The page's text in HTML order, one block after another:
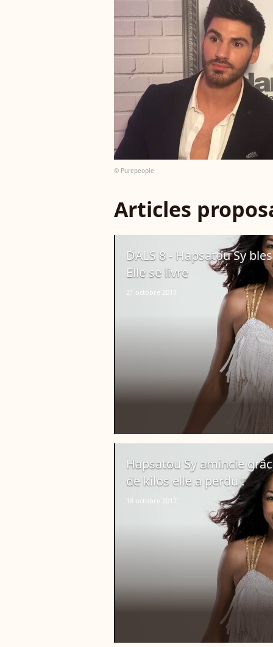
© Purepeople
Articles
DALS 8 - Hapsatou Sy
Elle se livre
21 octobre 2017
Hapsatou Sy amincie
de kilos elle a perdu !
18 octobre 2017